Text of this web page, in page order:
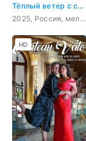
Тёплый ветер с севера
2025, Россия, мелодрама
HD